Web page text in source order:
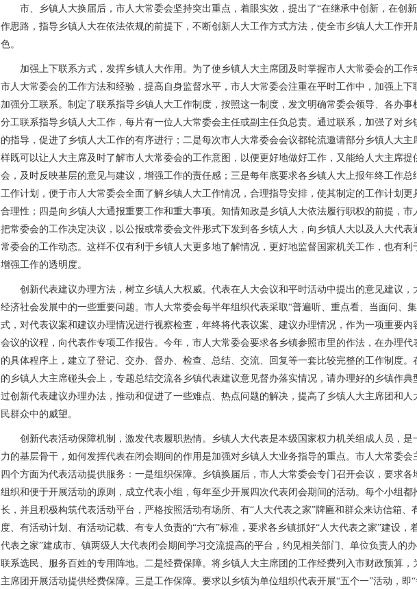
市、乡镇人大换届后，市人大常委会坚持突出重点，着眼实效，提出了“在继承中创新，在创新
作思路，指导乡镇人大在依法依规的前提下，不断创新人大工作方式方法，使全市乡镇人大工作开
色。
加强上下联系方式，发挥乡镇人大作用。为了使乡镇人大主席团及时掌握市人大常委会的工作
市人大常委会的工作方法和经验，提高自身监督水平，市人大常委会注重在平时工作中，加强上下
加强分工联系。制定了联系指导乡镇人大工作制度，按照这一制度，发文明确常委会领导、各办事
分工联系指导乡镇人大工作，每片有一位人大常委会主任或副主任负总责。通过联系，加强了对乡
的指导，促进了乡镇人大工作的有序进行；二是每次市人大常委会会议都轮流邀请部分乡镇人大主
样既可以让人大主席及时了解市人大常委会的工作意图，以便更好地做好工作，又能给人大主席提
会，及时反映基层的意见与建议，增强工作的责任感；三是每年底要求各乡镇人大上报年终工作总
工作计划，便于市人大常委会全面了解乡镇人大工作情况，合理指导安排，使其制定的工作计划更
合理性；四是向乡镇人大通报重要工作和重大事项。知情知政是乡镇人大依法履行职权的前提，市
把常委会的工作决定决议，以公报或常委会文件形式下发到各乡镇人大，向乡镇人大以及人大代表
常委会的工作动态。这样不仅有利于乡镇人大更多地了解情况，更好地监督国家机关工作，也有利
增强工作的透明度。
创新代表建议办理方法，树立乡镇人大权威。代表在人大会议和平时活动中提出的意见建议，
经济社会发展中的一些重要问题。市人大常委会每半年组织代表采取“普遍听、重点看、当面问、
式，对代表议案和建议办理情况进行视察检查，年终将代表议案、建议办理情况，作为一项重要内
会议的议程，向代表作专项工作报告。今年，市人大常委会要求各乡镇参照市里的作法，在办理代
的具体程序上，建立了登记、交办、督办、检查、总结、交流、回复等一套比较完整的工作制度。
的乡镇人大主席碰头会上，专题总结交流各乡镇代表建议意见督办落实情况，请办理好的乡镇作典
过创新代表建议办理办法，推动和促进了一些难点、热点问题的解决，提高了乡镇人大主席团和人
民群众中的威望。
创新代表活动保障机制，激发代表履职热情。乡镇人大代表是本级国家权力机关组成人员，是
力的基层骨干，如何发挥代表在闭会期间的作用是加强对乡镇人大业务指导的重点。市人大常委会
四个方面为代表活动提供服务：一是组织保障。乡镇换届后，市人大常委会专门召开会议，要求各
组织和便于开展活动的原则，成立代表小组，每年至少开展四次代表闭会期间的活动。每个小组都
长，并且积极构筑代表活动平台，严格按照活动有场所、有“人大代表之家”牌匾和群众来访信箱、
度、有活动计划、有活动记载、有专人负责的“六有”标准，要求各乡镇抓好“人大代表之家”建设，
代表之家”建成市、镇两级人大代表闭会期间学习交流提高的平台，约见相关部门、单位负责人的
联系选民、服务百姓的专用阵地。二是经费保障。将乡镇人大主席团的工作经费列入市财政预算，
主席团开展活动提供经费保障。三是工作保障。要求以乡镇为单位组织代表开展“五个一”活动，即